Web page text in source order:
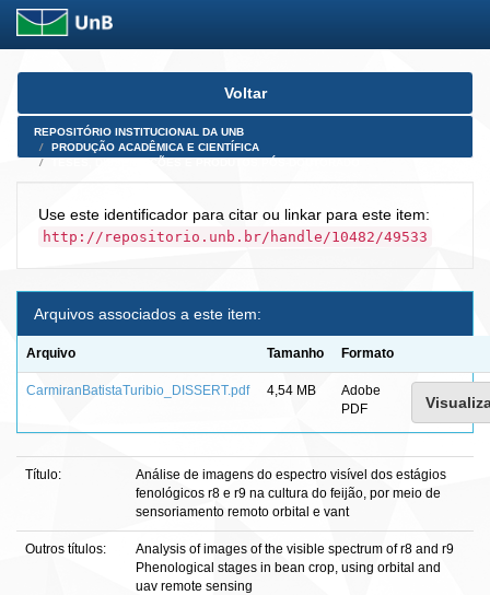
Skip
Voltar
REPOSITÓRIO INSTITUCIONAL DA UNB
PRODUÇÃO ACADÊMICA E CIENTÍFICA
Use este identificador para citar ou linkar para este item:
http://repositorio.unb.br/handle/10482/49533
Arquivos associados a este item:
Arquivo Tamanho Formato
CarmiranBatistaTuribio_DISSERT.pdf 4,54 MB
Adobe
PDF
Título:
Análise de imagens do espectro visível dos estágios
fenológicos r8 e r9 na cultura do feijão, por meio de
sensoriamento remoto orbital e vant
Outros títulos:
Analysis of images of the visible spectrum of r8 and r9
Phenological stages in bean crop, using orbital and
uav remote sensing